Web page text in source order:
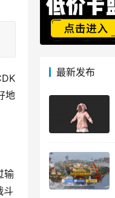
地
输
斗
最新发布